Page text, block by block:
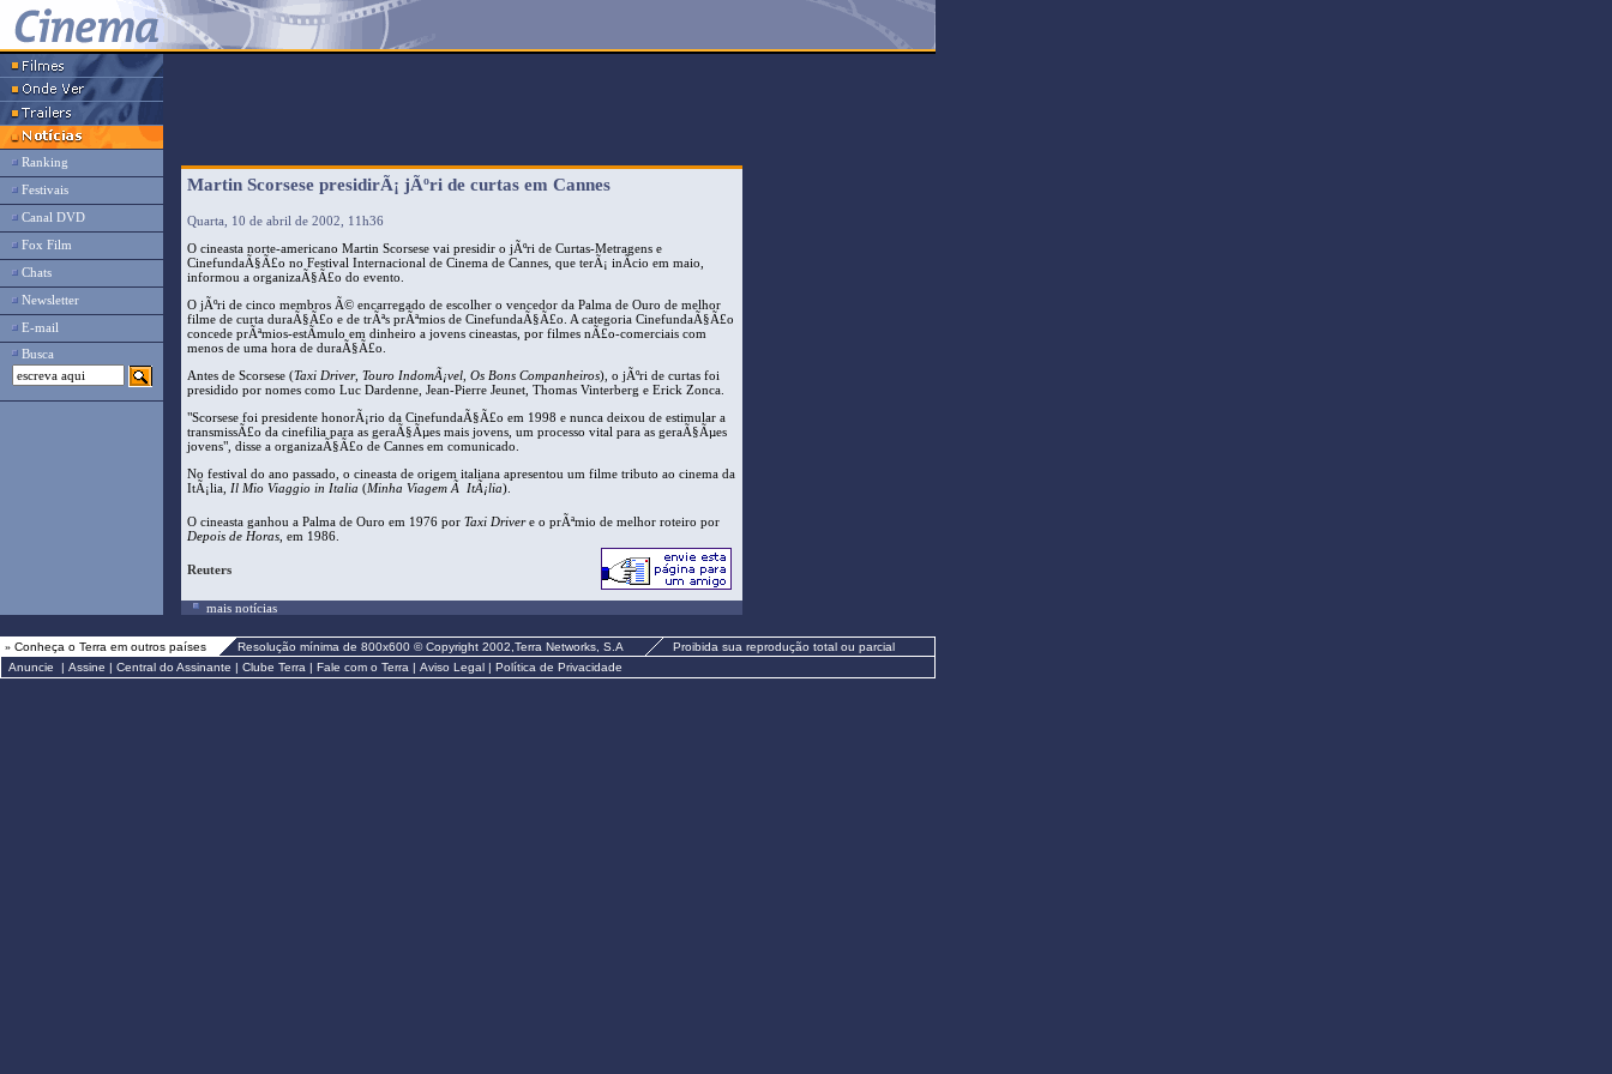
Ranking
Festivais
Canal DVD
Fox Film
Chats
Newsletter
E-mail
Busca
Martin Scorsese presidirÃ¡ jÃºri de curtas em Cannes
Quarta, 10 de abril de 2002, 11h36
O cineasta norte-americano Martin Scorsese vai presidir o jÃºri de Curtas-Metragens e
CinefundaÃ§Ã£o no Festival Internacional de Cinema de Cannes, que terÃ¡ inÃ­cio em maio,
informou a organizaÃ§Ã£o do evento.
O jÃºri de cinco membros Ã© encarregado de escolher o vencedor da Palma de Ouro de melhor
filme de curta duraÃ§Ã£o e de trÃªs prÃªmios de CinefundaÃ§Ã£o. A categoria CinefundaÃ§Ã£o
concede prÃªmios-estÃ­mulo em dinheiro a jovens cineastas, por filmes nÃ£o-comerciais com
menos de uma hora de duraÃ§Ã£o.
Antes de Scorsese (Taxi Driver, Touro IndomÃ¡vel Os Bons Companheiros), o jÃºri de curtas foi
presidido por nomes como Luc Dardenne, Jean-Pierre Jeunet, Thomas Vinterberg e Erick Zonca.
"Scorsese foi presidente honorÃ¡rio da CinefundaÃ§Ã£o em 1998 e nunca deixou de estimular a
transmissÃ£o da cinefilia para as geraÃ§Ãµes mais jovens, um processo vital para as geraÃ§Ãµes
jovens", disse a organizaÃ§Ã£o de Cannes em comunicado.
No festival do ano passado, o cineasta de origem italiana apresentou um filme tributo ao cinema da
ItÃ¡lia, Il Mio Viaggio in Italia (Minha Viagem Ã ItÃ¡lia).
O cineasta ganhou a Palma de Ouro em 1976 por Taxi Drivere o prÃªmio de melhor roteiro por
Depois de Horas , em 1986.
Reuters
mais notícias
» Conheça o Terra em outros países Resolução mínima de 800x600 © Copyright 2002,Terra Networks, S.A
Proibida sua reprodução total ou parcial
Anuncie | Assine | Central do Assinante | Clube Terra | Fale com o Terra | Aviso Legal | Política de Privacidade